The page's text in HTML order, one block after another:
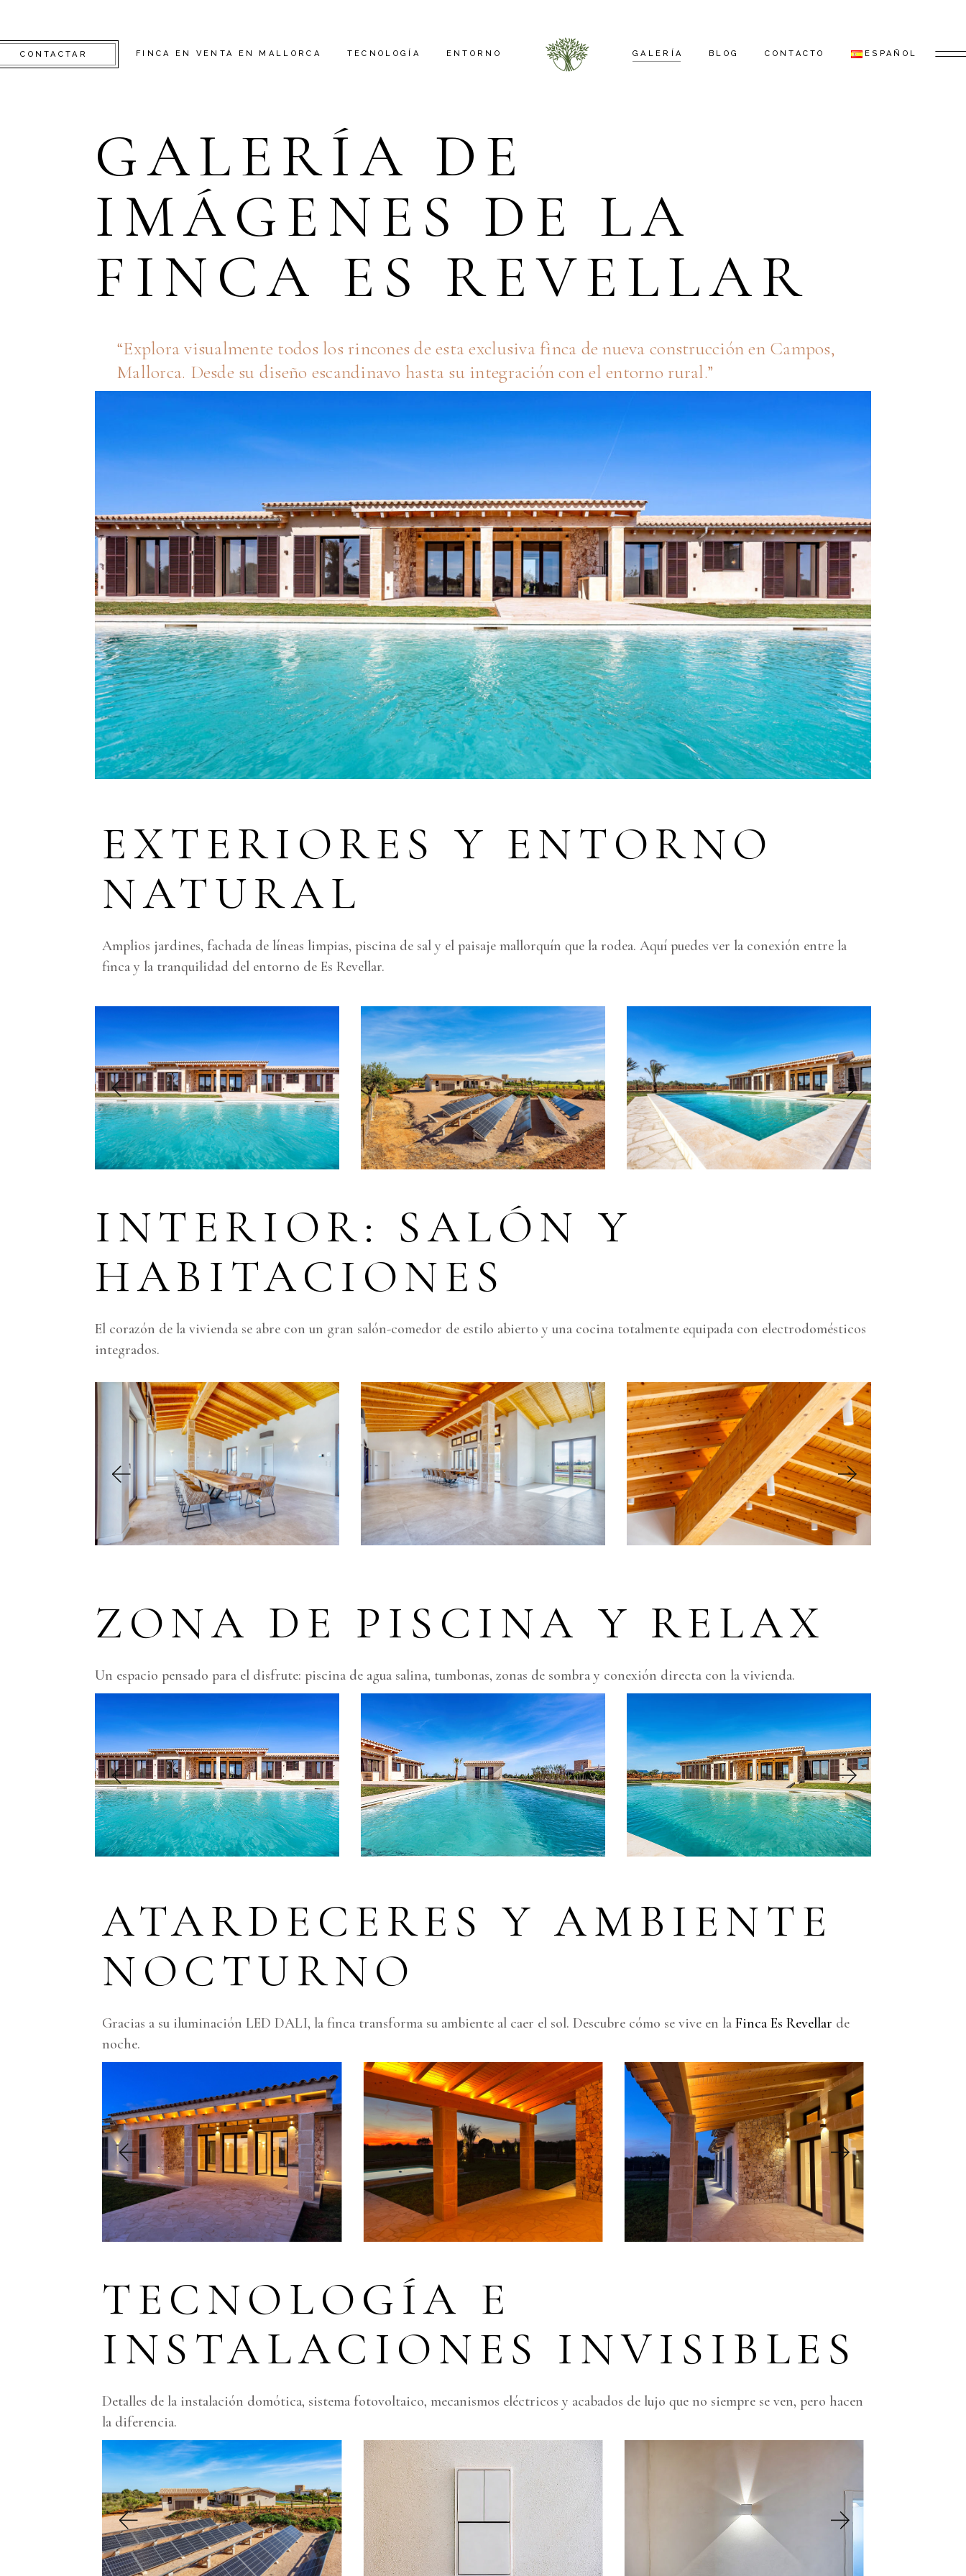
CONTACTAR FINCA EN VENTA EN MALLORCA TECNOLOGÍA
FOTOVOLTAICA
GENERADOR
DOMÓTICA
CONECTORES
CUBIERTA
FONTANERÍA
ENTORNO GALERÍA BLOG CONTACTO ESPAÑOL
GALERÍA DE
IMÁGENES DE LA
FINCA ES REVELLAR
Explora visualmente todos los rincones de esta exclusiva finca de nueva construcción en Campos,
Mallorca. Desde su diseño escandinavo hasta su integración con el entorno rural.
EXTERIORES Y ENTORNO
NATURAL
Amplios jardines, fachada de líneas limpias, piscina de sal y el paisaje mallorquín que la rodea. Aquí puedes ver la conexión entre la
finca y la tranquilidad del entorno de Es Revellar.
INTERIOR: SALÓN Y
HABITACIONES
El corazón de la vivienda se abre con un gran salón-comedor de estilo abierto y una cocina totalmente equipada con electrodomésticos
integrados.
ZONA DE PISCINA Y RELAX
Un espacio pensado para el disfrute: piscina de agua salina, tumbonas, zonas de sombra y conexión directa con la vivienda.
ATARDECERES Y AMBIENTE
NOCTURNO
Gracias a su iluminación LED DALI, la finca transforma su ambiente al caer el sol. Descubre cómo se vive en la Finca Es Revellar de
noche.
TECNOLOGÍA E
INSTALACIONES INVISIBLES
Detalles de la instalación domótica, sistema fotovoltaico, mecanismos eléctricos y acabados de lujo que no siempre se ven, pero hacen
la diferencia.